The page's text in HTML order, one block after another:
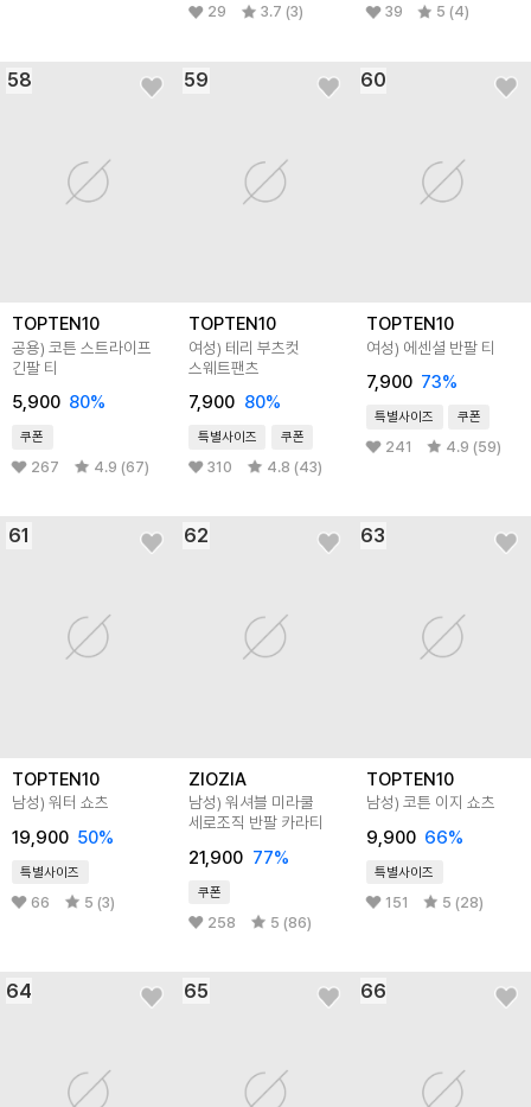
29 3.7 (3) 39 5 (4)
58
TOPTEN10
공용) 코튼 스트라이프
긴팔 티
5,900 80%
쿠폰
267 4.9 (67)
59
TOPTEN10
여성) 테리 부츠컷
스웨트팬츠
7,900 80%
특별사이즈 쿠폰
310 4.8 (43)
60
TOPTEN10
여성) 에센셜 반팔 티
7,900 73%
특별사이즈 쿠폰
241 4.9 (59)
61
TOPTEN10
남성) 워터 쇼츠
19,900 50%
특별사이즈
66 5 (3)
62
ZIOZIA
남성) 워셔블 미라쿨
세로조직 반팔 카라티
21,900 77%
쿠폰
258 5 (86)
63
TOPTEN10
남성) 코튼 이지 쇼츠
9,900 66%
특별사이즈
151 5 (28)
64 65 66